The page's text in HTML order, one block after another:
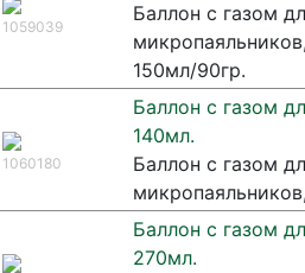
1059039
Баллон c газом
150мл/90гр.
1060180
Баллон с газом
140мл.
Баллон c газом
Баллон с газом
270мл.